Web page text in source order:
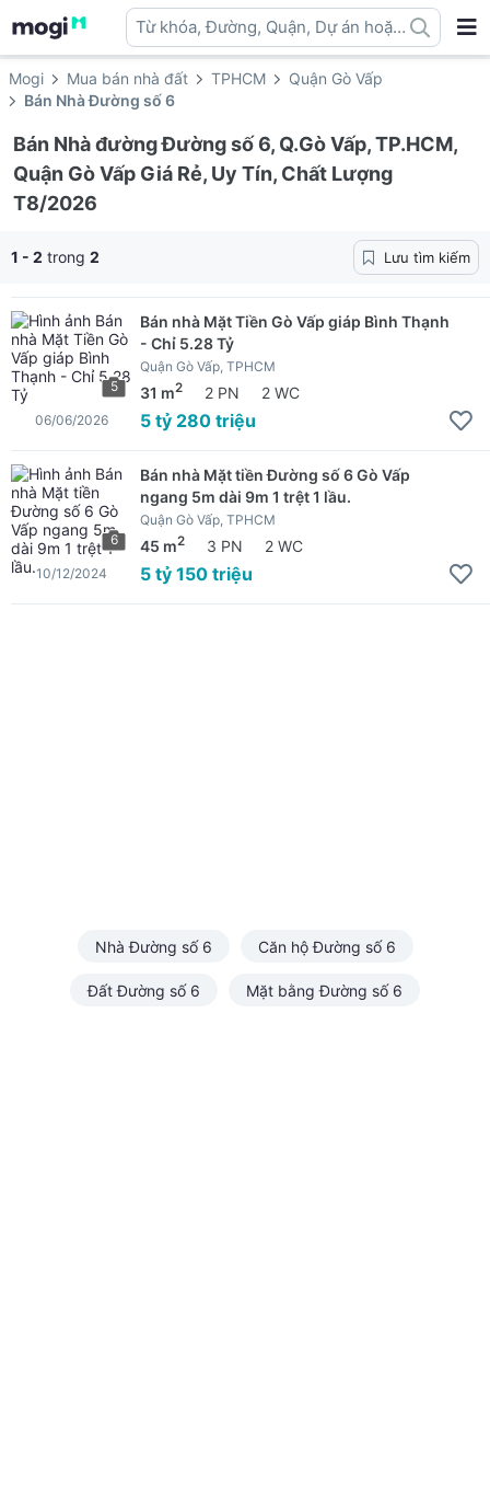
Từ khóa, Đường, Quận, Dự án hoặc
địa danh ...
Mogi Mua bán nhà đất TPHCM
Quận Gò Vấp
Bán Nhà Đường số 6
Bán Nhà đường Đường số 6, Q.Gò Vấp, TP.HCM,
Quận Gò Vấp Giá Rẻ, Uy Tín, Chất Lượng
T8/2026
1 - 2 trong 2 Lưu tìm kiếm
5
Bán nhà Mặt Tiền Gò Vấp giáp Bình Thạnh
- Chỉ 5.28 Tỷ
Quận Gò Vấp, TPHCM
31 m2 2 PN 2 WC
5 tỷ 280 triệu
06/06/2026
6
Bán nhà Mặt tiền Đường số 6 Gò Vấp
ngang 5m dài 9m 1 trệt 1 lầu.
Quận Gò Vấp, TPHCM
45 m2 3 PN 2 WC
5 tỷ 150 triệu
10/12/2024
Nhà Đường số 6 Căn hộ Đường số 6
Đất Đường số 6 Mặt bằng Đường số 6